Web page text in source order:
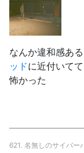
なんか違和感あ
ッドに近付いて
怖かった
621. 名無しのサイバー